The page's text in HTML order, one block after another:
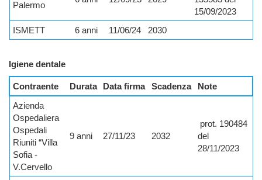
Palermo
15/09/2023
ISMETT
6 anni 11/06/24 2030
Igiene dentale
Contraente Durata Data firma Scadenza
Note
Azienda
Ospedaliera
Ospedali
Riuniti “Villa
Sofia -
V.Cervello
9 anni 27/11/23 2032
prot. 190484
del
28/11/2023